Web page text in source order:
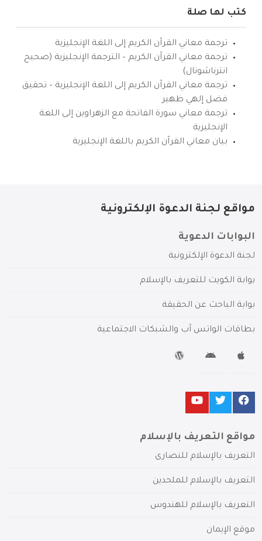
كتب لها صلة
ترجمة معاني القرآن الكريم إلى اللغة الإنجليزية
ترجمة معاني القرآن الكريم – الترجمة الإنجليزية (صحيح
انترناشونال)
ترجمة معاني القرآن الكريم إلى اللغة الإنجليزية – تحقيق
فضل إلهي ظهير
ترجمة معاني سورة الفاتحة مع الزهراوين إلى اللغة
الإنجليزية
بيان معاني القرآن الكريم باللغة الإنجليزية
مواقع لجنة الدعوة الإلكترونية
البوابات الدعوية
لجنة الدعوة الإلكترونية
بوابة الكويت للتعريف بالإسلام
بوابة الباحث عن الحقيقة
بطاقات الواتس آب والشبكات الاجتماعية
مواقع التعريف بالإسلام
التعريف بالإسلام للنصارى
التعريف بالإسلام للملحدين
التعريف بالإسلام للهندوس
موقع الإيمان